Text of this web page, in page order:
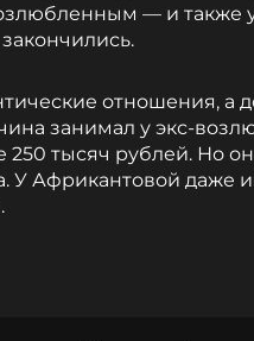
— и также
отношения, а
занимал у экс-
тысяч рублей. Но он
У Африкантовой даже